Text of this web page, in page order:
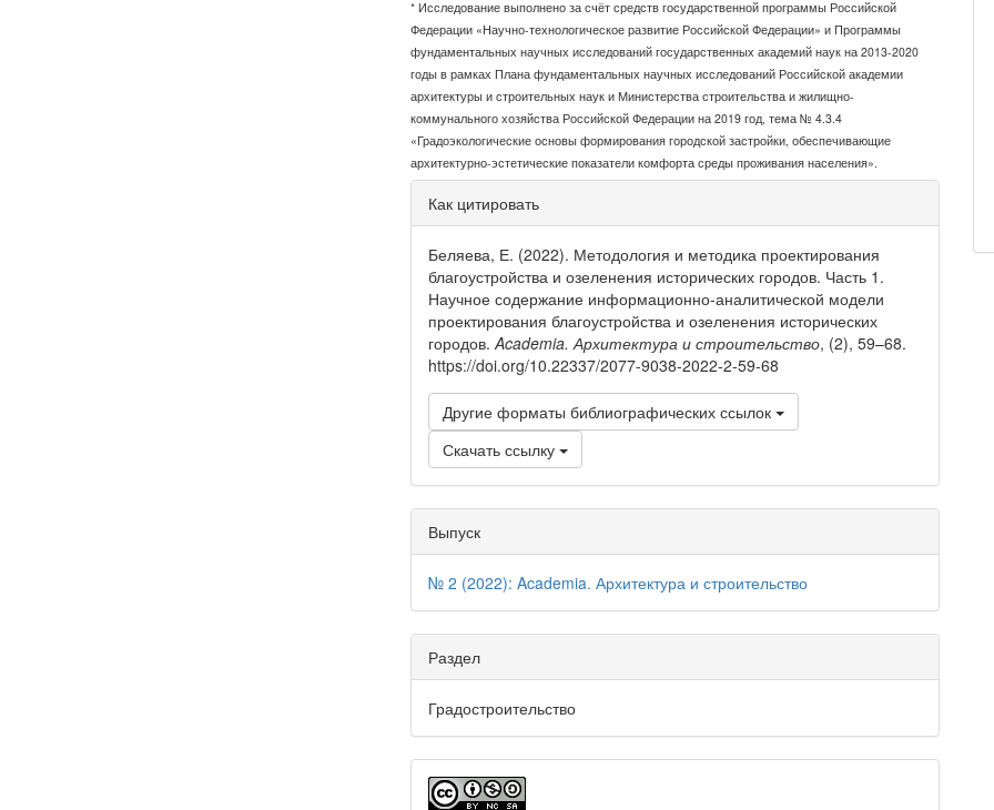
* Исследование выполнено за счёт средств государственной программы Российской
Федерации «Научно-технологическое развитие Российской Федерации» и Программы
фундаментальных научных исследований государственных академий наук на 2013-2020
годы в рамках Плана фундаментальных научных исследований Российской академии
архитектуры и строительных наук и Министерства стро­ительства и жилищно-
коммунального хозяйства Российской Федерации на 2019 год, тема № 4.3.4
«Градоэкологические основы фор­мирования городской застройки, обеспечивающие
архитектурно-эстетические показатели комфорта среды проживания населения».
Информация
о статье
Как цитировать
Беляева, Е. (2022). Методология и методика проектирования
благоустройства и озеленения исторических городов. Часть 1.
Научное содержание информационно-аналитической модели
проектирования благоустройства и озеленения исторических
городов.Academia. Архитектура и строительство, (2), 59–68.
https://doi.org/10.22337/2077-9038-2022-2-59-68
Другие форматы библиографических ссылок
Скачать ссылку
Выпуск
№ 2 (2022): Academia. Архитектура и строительство
Раздел
Градостроительство